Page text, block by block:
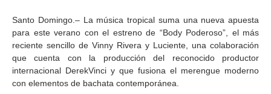
Santo Domingo.– La música tropical suma una nueva apuesta
para este verano con el estreno de “Body Poderoso”, el más
reciente sencillo de Vinny Rivera y Luciente, una colaboración
que cuenta con la producción del reconocido productor
internacional DerekVinci y que fusiona el merengue moderno
con elementos de bachata contemporánea.